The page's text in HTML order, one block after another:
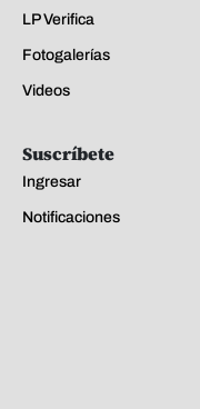
LP Verifica
Fotogalerías
Videos
Suscríbete
Ingresar
Notificaciones